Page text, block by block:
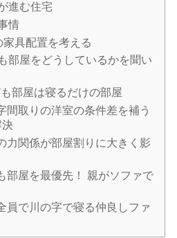
進む住宅
情
具配置を考える
部屋をどうしているかを聞い
部屋は寝るだけの部屋
間取りの洋室の条件差を補う
決
力関係が部屋割りに大きく影
部屋を最優先！ 親がソファで
員で川の字で寝る仲良しファ